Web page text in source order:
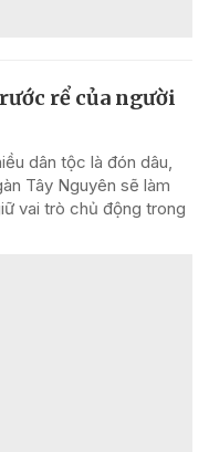
rể của người
dân tộc là đón dâu,
Tây Nguyên sẽ làm
vai trò chủ động trong